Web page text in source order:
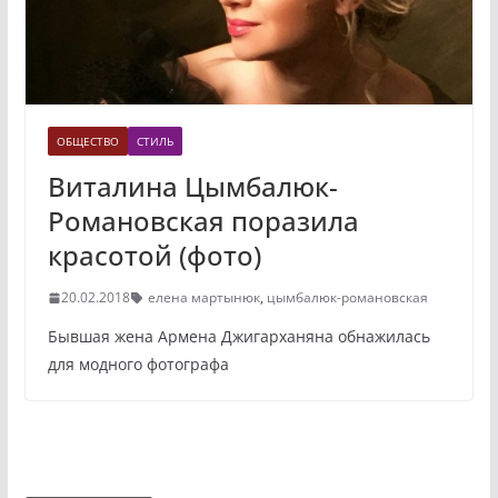
ОБЩЕСТВО СТИЛЬ
Виталина Цымбалюк-
Романовская поразила
красотой (фото)
20.02.2018 елена мартынюк, цымбалюк-романовская
Бывшая жена Армена Джигарханяна обнажилась
для модного фотографа